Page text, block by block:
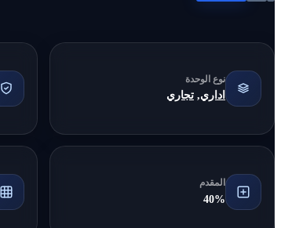
نوع الوحدة
اداري, تجاري
المقدم
40%